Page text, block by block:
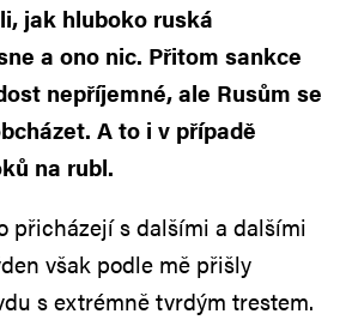
jak hluboko ruská
a ono nic. Přitom sankce
nepříjemné, ale Rusům se
A to i v případě
na rubl.
přicházejí s dalšími a dalšími
však podle mě přišly
s extrémně tvrdým trestem.